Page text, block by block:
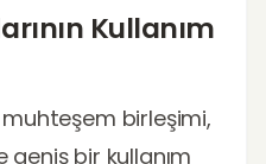
Kullanım
muhteşem birleşimi,
bir kullanım